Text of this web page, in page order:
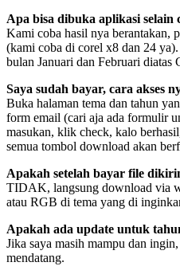
Apa bisa dibuka aplikasi selain
Kami coba hasil nya berantakan,
(kami coba di corel x8 dan 24
bulan Januari dan Februari diatas
Saya sudah bayar, cara akses
Buka halaman tema dan tahun
form email (cari aja ada formulir
masukan, klik check, kalo
semua tombol download akan
Apakah setelah bayar file
TIDAK, langsung download via
atau RGB di tema yang di
Apakah ada update untuk
Jika saya masih mampu dan
mendatang.